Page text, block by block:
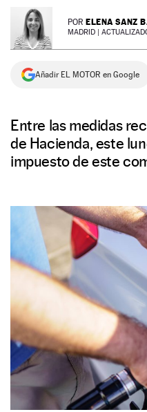
NEWSLETTER POR ELENA SANZ
MADRID |
Añadir EL MOTOR en Google
Entre las medidas
de Hacienda, este
impuesto de este